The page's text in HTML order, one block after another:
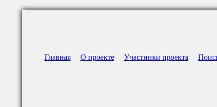
Главная О проекте Участники проекта